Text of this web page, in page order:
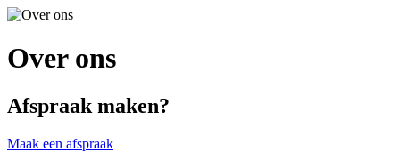
Over ons
Afspraak maken?
Maak een afspraak